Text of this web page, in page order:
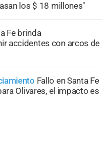
los $ 18 millones"
Fe brinda
accidentes con arcos de
Fallo en Santa Fe
Olivares, el impacto es